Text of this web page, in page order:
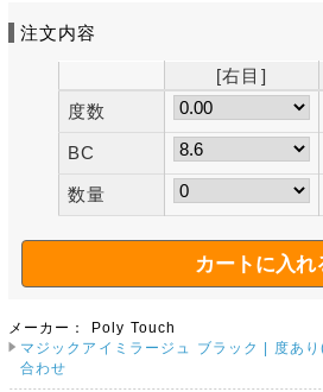
注文内容
[右目]
度数
BC
数量
メーカー：
Poly Touch
マジックアイミラージュ ブラック | 度あ
合わせ